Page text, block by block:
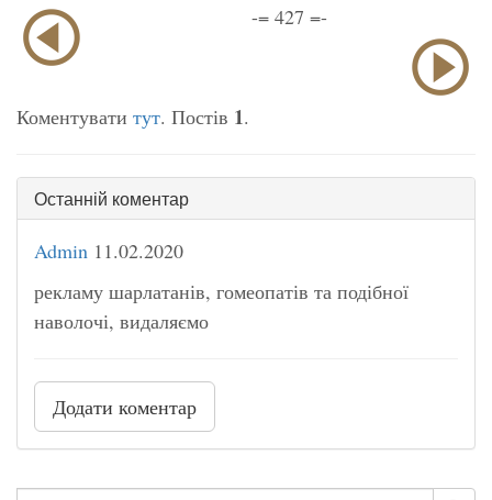
-= 427 =-
Коментувати тут. Постів 1.
Останній коментар
Admin 11.02.2020
рекламу шарлатанів, гомеопатів та подібної
наволочі, видаляємо
Додати коментар